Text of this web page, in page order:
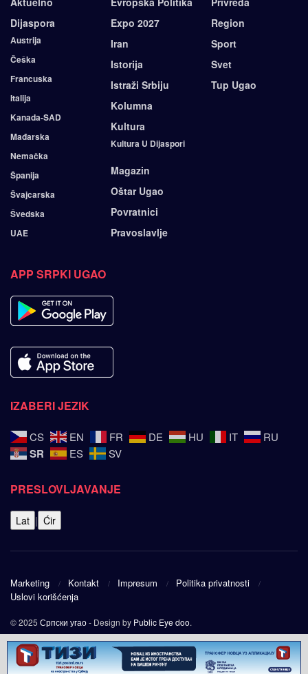
Dijaspora
Austrija
Češka
Francuska
Italija
Kanada-SAD
Mađarska
Nemačka
Španija
Švajcarska
Švedska
UAE
Expo 2027
Iran
Istorija
Istraži Srbiju
Kolumna
Kultura
Kultura U Dijaspori
Magazin
Oštar Ugao
Povratnici
Pravoslavlje
Region
Sport
Svet
Tup Ugao
APP SRPKI UGAO
IZABERI JEZIK
CS EN FR DE HU IT RU
SR ES SV
PRESLOVLJAVANJE
Lat | Ćir
Marketing Kontakt Impresum
Politika privatnosti
Uslovi korišćenja
© 2025 Српски угао- Design by Public Eye doo.